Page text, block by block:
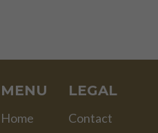
MENU
Home
LEGAL
Contact